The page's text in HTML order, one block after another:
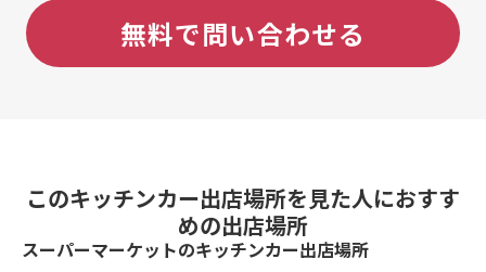
無料で問い合わせる
このキッチンカー出店場所を見た人におすす
めの出店場所
スーパーマーケットのキッチンカー出店場所